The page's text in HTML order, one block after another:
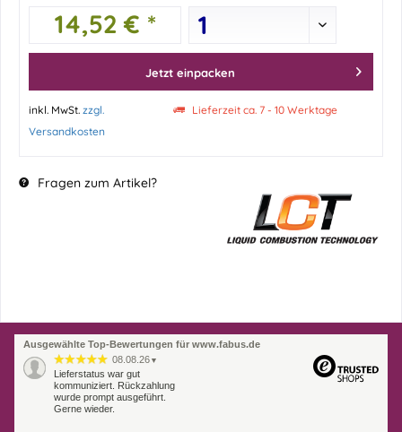
14,52 € *
Jetzt einpacken
inkl. MwSt. zzgl.
Versandkosten
Lieferzeit ca. 7 - 10 Werktage
Fragen zum Artikel?
Ausgewählte Top-Bewertungen für www.fabus.de
08.08.26 ▼
Lieferstatus war gut
kommuniziert. Rückzahlung
wurde prompt ausgeführt.
Gerne wieder.